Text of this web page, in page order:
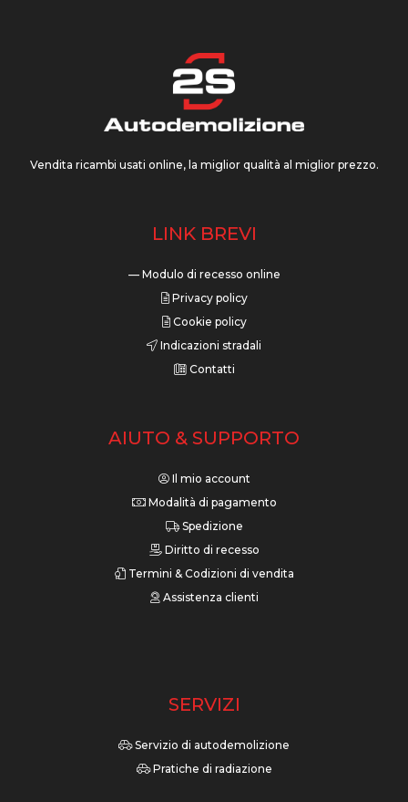
Vendita ricambi usati online, la miglior qualità al miglior prezzo.
LINK BREVI
— Modulo di recesso online
Privacy policy
Cookie policy
Indicazioni stradali
Contatti
AIUTO & SUPPORTO
Il mio account
Modalità di pagamento
Spedizione
Diritto di recesso
Termini & Codizioni di vendita
Assistenza clienti
SERVIZI
Servizio di autodemolizione
Pratiche di radiazione